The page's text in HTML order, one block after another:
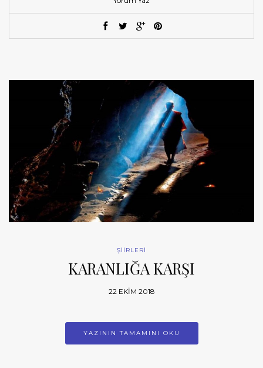
ŞİİRLERİ
KARANLIĞA KARŞI
22 EKIM 2018
YAZININ TAMAMINI OKU